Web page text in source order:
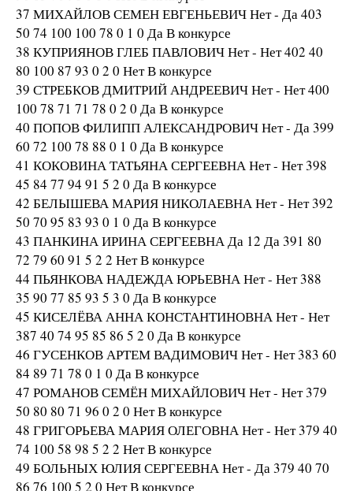
37 МИХАЙЛОВ СЕМЕН ЕВГЕНЬЕВИЧ Нет - Да 403
50 74 100 100 78 0 1 0 Да В конкурсе
38 КУПРИЯНОВ ГЛЕБ ПАВЛОВИЧ Нет - Нет 402 40
80 100 87 93 0 2 0 Нет В конкурсе
39 СТРЕБКОВ ДМИТРИЙ АНДРЕЕВИЧ Нет - Нет 400
100 78 71 71 78 0 2 0 Да В конкурсе
40 ПОПОВ ФИЛИПП АЛЕКСАНДРОВИЧ Нет - Да 399
60 72 100 78 88 0 1 0 Да В конкурсе
41 КОКОВИНА ТАТЬЯНА СЕРГЕЕВНА Нет - Нет 398
45 84 77 94 91 5 2 0 Да В конкурсе
42 БЕЛЫШЕВА МАРИЯ НИКОЛАЕВНА Нет - Нет 392
50 70 95 83 93 0 1 0 Да В конкурсе
43 ПАНКИНА ИРИНА СЕРГЕЕВНА Да 12 Да 391 80
72 79 60 91 5 2 2 Нет В конкурсе
44 ПЬЯНКОВА НАДЕЖДА ЮРЬЕВНА Нет - Нет 388
35 90 77 85 93 5 3 0 Да В конкурсе
45 КИСЕЛЁВА АННА КОНСТАНТИНОВНА Нет - Нет
387 40 74 95 85 86 5 2 0 Да В конкурсе
46 ГУСЕНКОВ АРТЕМ ВАДИМОВИЧ Нет - Нет 383 60
84 89 71 78 0 1 0 Да В конкурсе
47 РОМАНОВ СЕМЁН МИХАЙЛОВИЧ Нет - Нет 379
50 80 80 71 96 0 2 0 Нет В конкурсе
48 ГРИГОРЬЕВА МАРИЯ ОЛЕГОВНА Нет - Нет 379 40
74 100 58 98 5 2 2 Нет В конкурсе
49 БОЛЬНЫХ ЮЛИЯ СЕРГЕЕВНА Нет - Да 379 40 70
86 76 100 5 2 0 Нет В конкурсе